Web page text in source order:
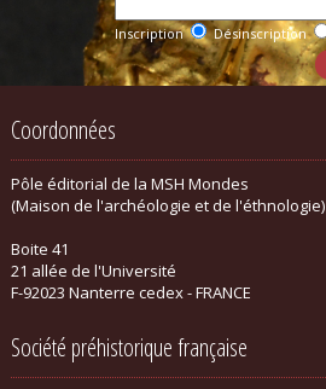
Inscription Désinscription
Coordonnées
Pôle éditorial de la MSH Mondes
(Maison de l'archéologie et de l'éthnologie)
Boite 41
21 allée de l'Université
F-92023 Nanterre cedex - FRANCE
Société préhistorique française